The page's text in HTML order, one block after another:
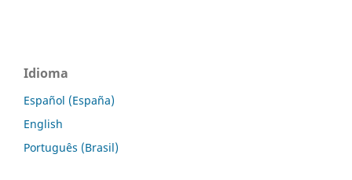
Idioma
Español (España)
English
Português (Brasil)